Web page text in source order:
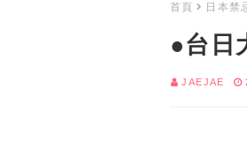
首頁 日本禁
●台日
JAEJAE